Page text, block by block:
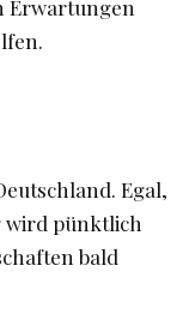
Erwartungen
Egal,
wird pünktlich
bald